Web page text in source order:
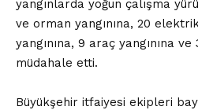
yangınlarda yoğun çalışma
ve orman yangınına, 20
yangınına, 9 araç yangınına ve
müdahale etti.
Büyükşehir itfaiyesi ekipleri